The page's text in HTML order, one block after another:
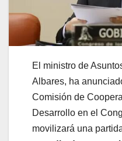
El ministro de
Albares, ha
Comisión de
Desarrollo en el
movilizará una